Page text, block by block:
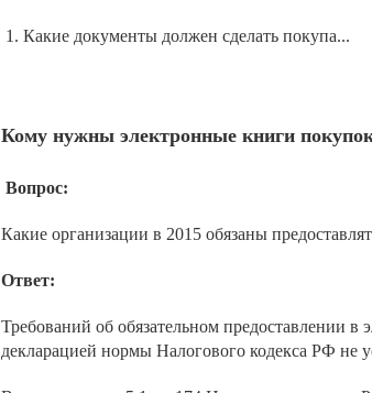
1. Какие документы должен сделать покупа...
Кому нужны электронные книги
Вопрос:
Какие организации в 2015 обязаны
Ответ:
Требований об обязательном предоставлении
декларацией нормы Налогового кодекса РФ не